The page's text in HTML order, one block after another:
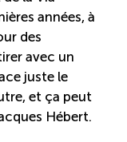
années, à
des
avec un
juste le
et ça peut
Hébert.